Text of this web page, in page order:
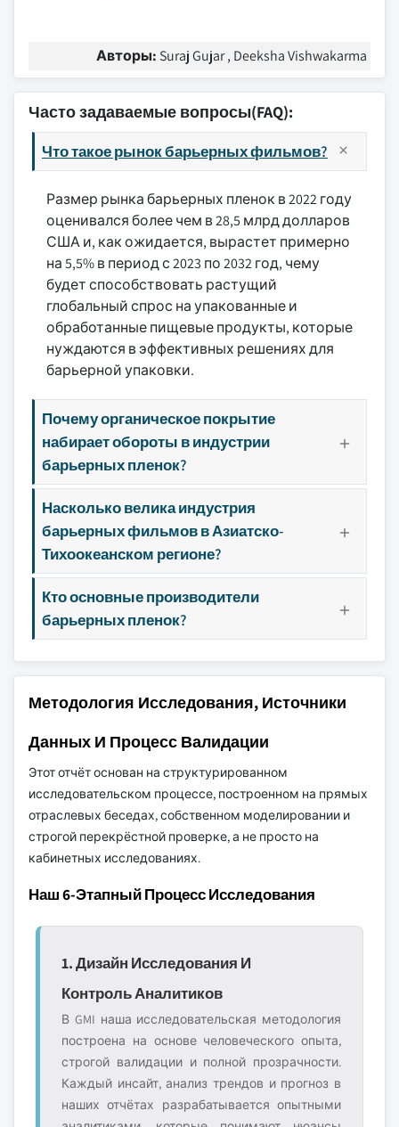
Авторы: Suraj Gujar , Deeksha Vishwakarma
Часто задаваемые вопросы(FAQ):
Что такое рынок барьерных фильмов?
Размер рынка барьерных пленок в 2022 году
оценивался более чем в 28,5 млрд долларов
США и, как ожидается, вырастет примерно
на 5,5% в период с 2023 по 2032 год, чему
будет способствовать растущий
глобальный спрос на упакованные и
обработанные пищевые продукты, которые
нуждаются в эффективных решениях для
барьерной упаковки.
Почему органическое покрытие
набирает обороты в индустрии
барьерных пленок?
Насколько велика индустрия
барьерных фильмов в Азиатско-
Тихоокеанском регионе?
Кто основные производители
барьерных пленок?
Методология Исследования, Источники
Данных И Процесс Валидации
Этот отчёт основан на структурированном
исследовательском процессе, построенном на прямых
отраслевых беседах, собственном моделировании и
строгой перекрёстной проверке, а не просто на
кабинетных исследованиях.
Наш 6-Этапный Процесс Исследования
1. Дизайн Исследования И
Контроль Аналитиков
В GMI наша исследовательская методология
построена на основе человеческого опыта,
строгой валидации и полной прозрачности.
Каждый инсайт, анализ трендов и прогноз в
наших отчётах разрабатывается опытными